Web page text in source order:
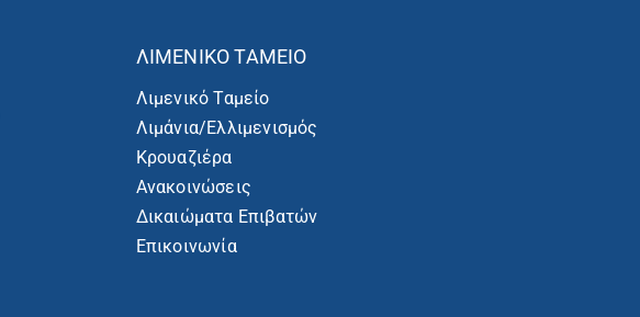
ΛΙΜΕΝΙΚΌ ΤΑΜΕΊΟ
Λιμενικό Ταμείο
Λιμάνια/Ελλιμενισμός
Κρουαζιέρα
Ανακοινώσεις
Δικαιώματα Επιβατών
Επικοινωνία